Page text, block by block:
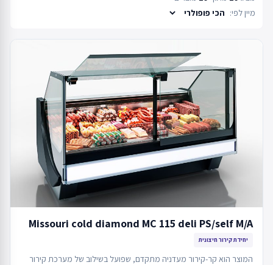
מיין לפי:
Missouri cold diamond MC 115 deli PS/self M/A
יחידת קירור חיצונית
המוצר הוא קר-קירור מעדניה מתקדם, שפועל בשילוב של מערכת קירור